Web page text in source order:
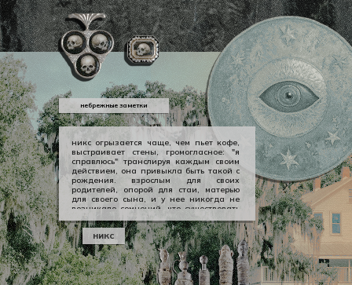
никс огрызается чаще, чем пьет кофе,
выстраивает стены, громогласное: "я
справлюсь" транслируя каждым своим
действием, она привыкла быть такой с
рождения. взрослым для своих
родителей, опорой для стаи, матерью
для своего сына, и у нее никогда не
возникало сомнений, что существовать
можно в принципе своем как-то иначе.
у никс опора — она сама, даже если
уже давно изломанная, совершенно
ненадежная, но помощи она просит
тогда, когда не остается уже выбора.
никс
небрежные заметки